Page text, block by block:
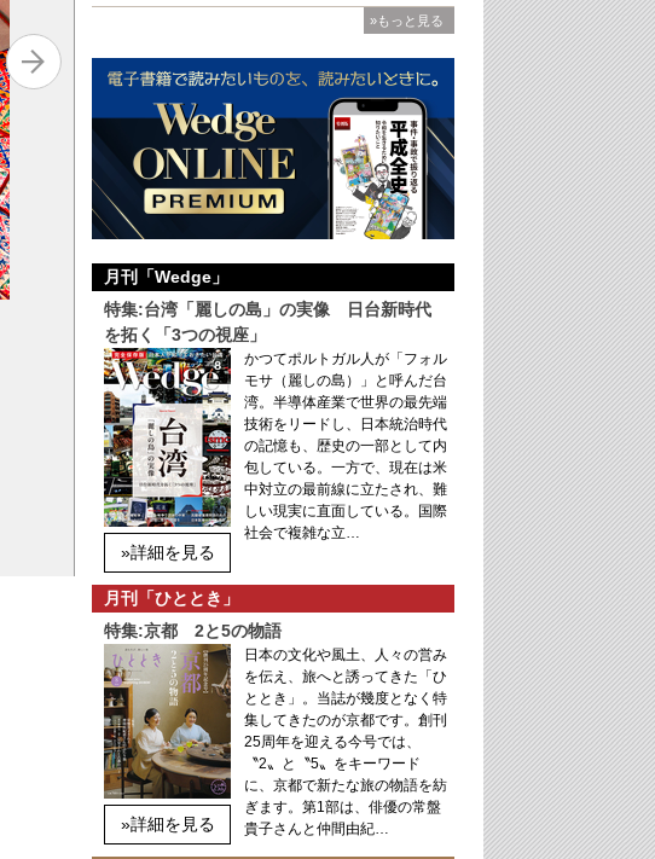
»もっと見る
月刊「Wedge」
特集:台湾「麗しの島」の実像 日台新時代
を拓く「3つの視座」
»詳細を見る
かつてポルトガル人が「フォル
モサ（麗しの島）」と呼んだ台
湾。半導体産業で世界の最先端
技術をリードし、日本統治時代
の記憶も、歴史の一部として内
包している。一方で、現在は米
中対立の最前線に立たされ、難
しい現実に直面している。国際
社会で複雑な立…
月刊「ひととき」
特集:京都 2と5の物語
»詳細を見る
日本の文化や風土、人々の営み
を伝え、旅へと誘ってきた「ひ
ととき」。当誌が幾度となく特
集してきたのが京都です。創刊
25周年を迎える今号では、
〝2〟と〝5〟をキーワード
に、京都で新たな旅の物語を紡
ぎます。第1部は、俳優の常盤
貴子さんと仲間由紀…